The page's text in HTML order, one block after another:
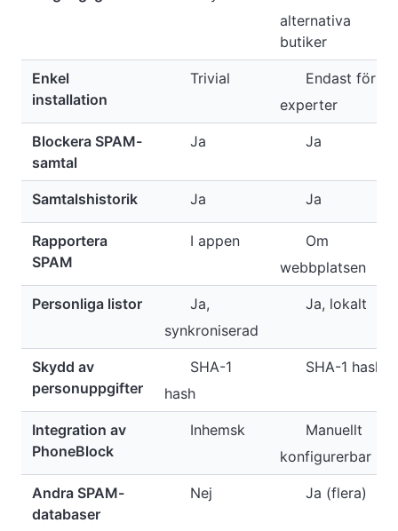
alternativa
butiker
Enkel
installation
Trivial
Endast för
experter
Blockera SPAM-
samtal
Ja Ja
Samtalshistorik Ja Ja
Rapportera
SPAM
I appen
Om
webbplatsen
Personliga listor
Ja,
synkroniserad
Ja, lokalt
Skydd av
personuppgifter
SHA-1
hash
SHA-1 hash
Integration av
PhoneBlock
Inhemsk
Manuellt
konfigurerbar
Andra SPAM-
databaser
Nej Ja (flera)